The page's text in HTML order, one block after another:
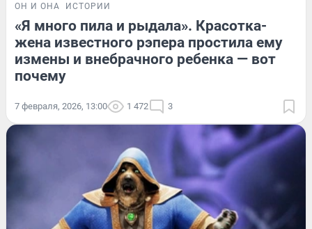
ОН И ОНА ИСТОРИИ
«Я много пила и рыдала». Красотка-
жена известного рэпера простила ему
измены и внебрачного ребенка — вот
почему
7 февраля, 2026, 13:00 1 472 3